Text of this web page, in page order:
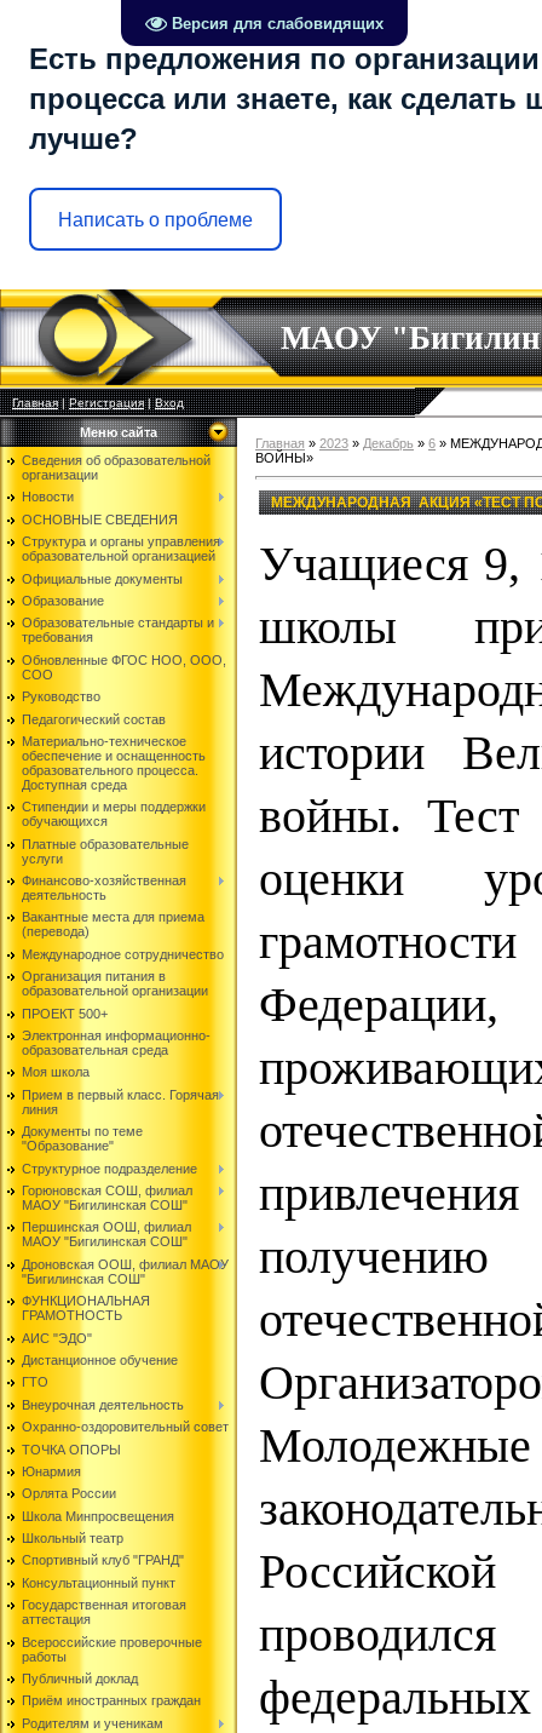
Версия для слабовидящих
Есть предложения по
процесса или знаете, как сделать
лучше?
Написать о проблеме
МАОУ
Главная|Регистрация|Вход
Меню сайта
Сведения об образовательной
организации
Новости
ОСНОВНЫЕ СВЕДЕНИЯ
Структура и органы управления
образовательной организацией
Официальные документы
Образование
Образовательные стандарты и
требования
Обновленные ФГОС НОО, ООО,
СОО
Руководство
Педагогический состав
Материально-техническое
обеспечение и оснащенность
образовательного процесса.
Доступная среда
Стипендии и меры поддержки
обучающихся
Платные образовательные
услуги
Финансово-хозяйственная
деятельность
Вакантные места для приема
(перевода)
Международное сотрудничество
Организация питания в
образовательной организации
ПРОЕКТ 500+
Электронная информационно-
образовательная среда
Моя школа
Прием в первый класс. Горячая
линия
Документы по теме
"Образование"
Структурное подразделение
Горюновская СОШ, филиал
МАОУ "Бигилинская СОШ"
Першинская ООШ, филиал
МАОУ "Бигилинская СОШ"
Дроновская ООШ, филиал МАОУ
"Бигилинская СОШ"
ФУНКЦИОНАЛЬНАЯ
ГРАМОТНОСТЬ
АИС "ЭДО"
Дистанционное обучение
ГТО
Внеурочная деятельность
Охранно-оздоровительный совет
ТОЧКА ОПОРЫ
Юнармия
Орлята России
Школа Минпросвещения
Школьный театр
Спортивный клуб "ГРАНД"
Консультационный пункт
Государственная итоговая
аттестация
Всероссийские проверочные
работы
Публичный доклад
Приём иностранных граждан
Родителям и ученикам
Главная » 2023 » Декабрь » 6 »
ВОЙНЫ»
МЕЖДУНАРОДНАЯ АКЦИЯ «ТЕСТ
Учащиеся 9,
школы
истории
войны. Тест
оценки
Федерации,